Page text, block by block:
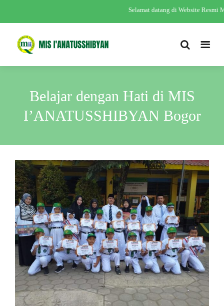
Selamat datang di Website Resmi
Belajar dengan Hati di MIS
I’ANATUSSHIBYAN Bogor